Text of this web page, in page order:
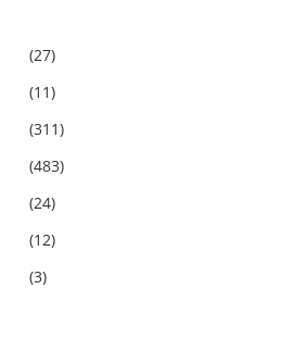
(27)
(11)
(311)
(483)
(24)
(12)
(3)